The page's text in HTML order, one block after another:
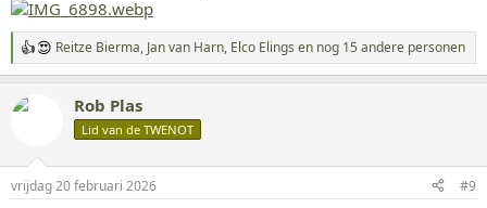
W
a
r
n
Reitze Bierma, Jan van Harn, Elco Elings en nog 15 andere personen
Rob Plas
Lid van de TWENOT
vrijdag 20 februari 2026 #9